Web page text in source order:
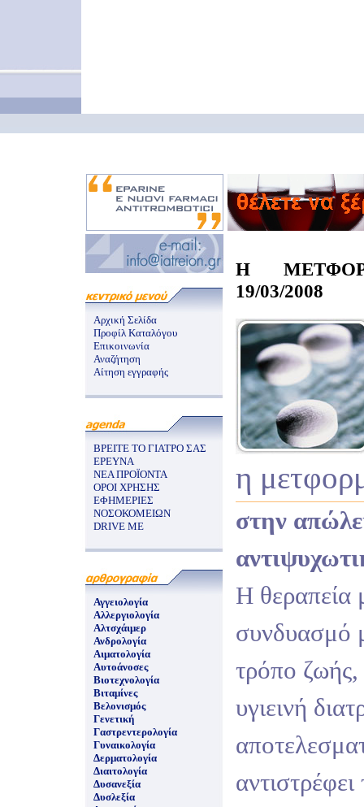
Αρχική Σελίδα
Προφίλ Καταλόγου
Επικοινωνία
Αναζήτηση
Αίτηση εγγραφής
ΒΡΕΙΤΕ ΤΟ ΓΙΑΤΡΟ ΣΑΣ
ΕΡΕΥΝΑ
ΝΕΑ ΠΡΟΪΟΝΤΑ
ΟΡΟΙ ΧΡΗΣΗΣ
ΕΦΗΜΕΡΙΕΣ
ΝΟΣΟΚΟΜΕΙΩΝ
DRIVE ME
Αγγειολογία
Αλλεργιολογία
Αλτσχάιμερ
Ανδρολογία
Αιματολογία
Αυτοάνοσες
Βιοτεχνολογία
Βιταμίνες
Βελονισμός
Γενετική
Γαστρεντερολογία
Γυναικολογία
Δερματολογία
Διαιτολογία
Δυσανεξία
Δυσλεξία
Η
19/03/2008
η
στην
Η θεραπεία
συνδυασμό
τρόπο
υγιεινή